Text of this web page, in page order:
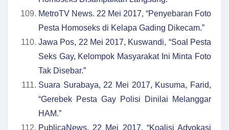
MetroTV News. 22 Mei 2017, “Penyebaran Foto
Pesta Homoseks di Kelapa Gading Dikecam.”
Jawa Pos, 22 Mei 2017, Kuswandi, “Soal Pesta
Seks Gay, Kelompok Masyarakat Ini Minta Foto
Tak Disebar.”
Suara Surabaya, 22 Mei 2017, Kusuma, Farid,
“Gerebek Pesta Gay Polisi Dinilai Melanggar
HAM.”
PublicaNews, 22 Mei 2017, “Koalisi Advokasi